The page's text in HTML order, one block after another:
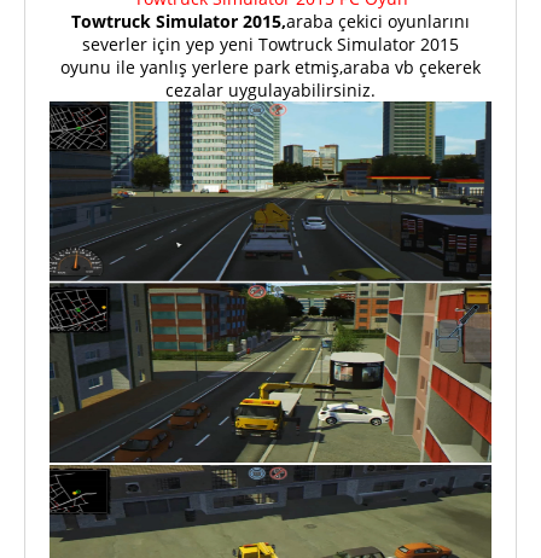
Towtruck Simulator 2015,araba çekici oyunlarını
severler için yep yeni Towtruck Simulator 2015
oyunu ile yanlış yerlere park etmiş,araba vb çekerek
cezalar uygulayabilirsiniz.